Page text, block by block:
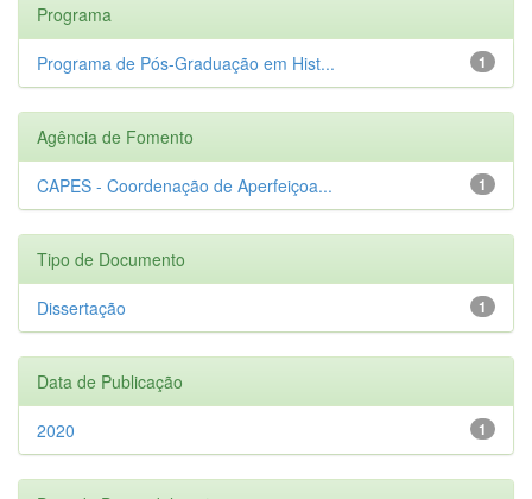
Programa
1
Programa de Pós-Graduação em Hist...
Agência de Fomento
1
CAPES - Coordenação de Aperfeiçoa...
Tipo de Documento
1
Dissertação
Data de Publicação
1
2020